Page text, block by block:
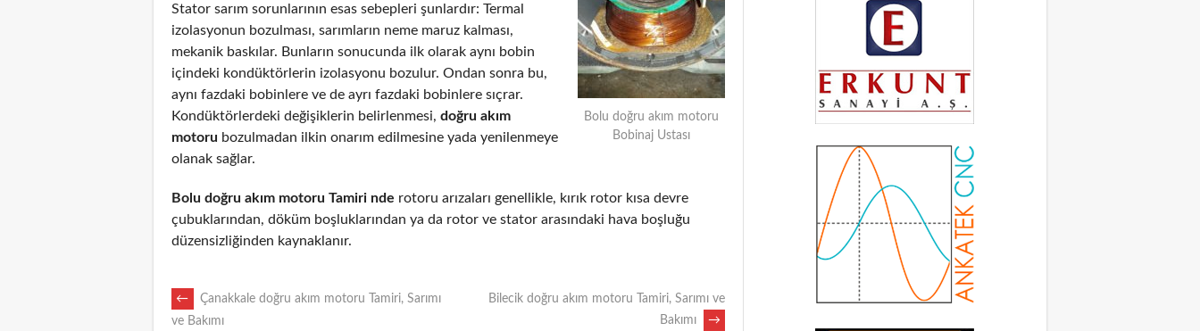
Bolu doğru akım motoru
Bobinaj Ustası
Stator sarım sorunlarının esas sebepleri şunlardır: Termal
izolasyonun bozulması, sarımların neme maruz kalması,
mekanik baskılar. Bunların sonucunda ilk olarak aynı bobin
içindeki kondüktörlerin izolasyonu bozulur. Ondan sonra bu,
aynı fazdaki bobinlere ve de ayrı fazdaki bobinlere sıçrar.
Kondüktörlerdeki değişiklerin belirlenmesi, doğru akım
motoru bozulmadan ilkin onarım edilmesine yada yenilenmeye
olanak sağlar.
Bolu doğru akım motoru Tamiri nde rotoru arızaları genellikle, kırık rotor kısa devre
çubuklarından, döküm boşluklarından ya da rotor ve stator arasındaki hava boşluğu
düzensizliğinden kaynaklanır.
POST
←
Çanakkale doğru akım motoru Tamiri, Sarımı
ve Bakımı
Bilecik doğru akım motoru Tamiri, Sarımı ve
Bakımı
→